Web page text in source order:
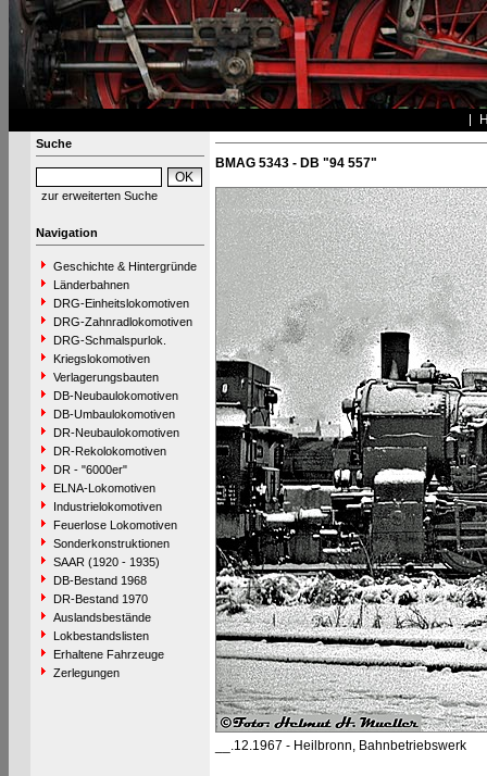
Suche
zur erweiterten Suche
Navigation
Geschichte & Hintergründe
Länderbahnen
DRG-Einheitslokomotiven
DRG-Zahnradlokomotiven
DRG-Schmalspurlok.
Kriegslokomotiven
Verlagerungsbauten
DB-Neubaulokomotiven
DB-Umbaulokomotiven
DR-Neubaulokomotiven
DR-Rekolokomotiven
DR - "6000er"
ELNA-Lokomotiven
Industrielokomotiven
Feuerlose Lokomotiven
Sonderkonstruktionen
SAAR (1920 - 1935)
DB-Bestand 1968
DR-Bestand 1970
Auslandsbestände
Lokbestandslisten
Erhaltene Fahrzeuge
Zerlegungen
BMAG 5343 - DB "94 557"
__.12.1967 - Heilbronn, Bahnbetriebswerk